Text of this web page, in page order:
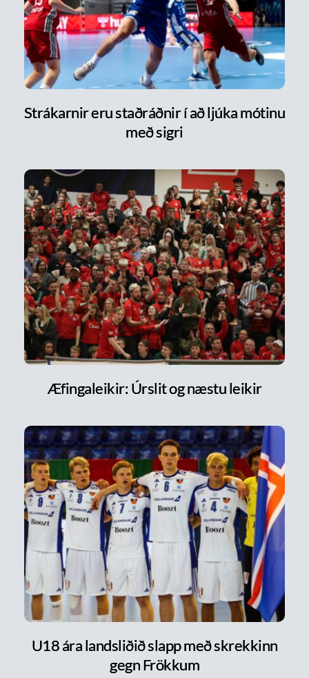
Strákarnir eru staðráðnir í að ljúka mótinu
með sigri
Æfingaleikir: Úrslit og næstu leikir
U18 ára landsliðið slapp með skrekkinn
gegn Frökkum